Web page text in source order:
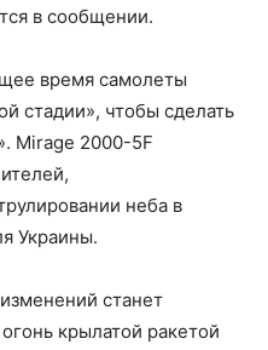
в сообщении.
время самолеты
стадии», чтобы сделать
Mirage 2000-5F
неба в
Украины.
станет
крылатой ракетой